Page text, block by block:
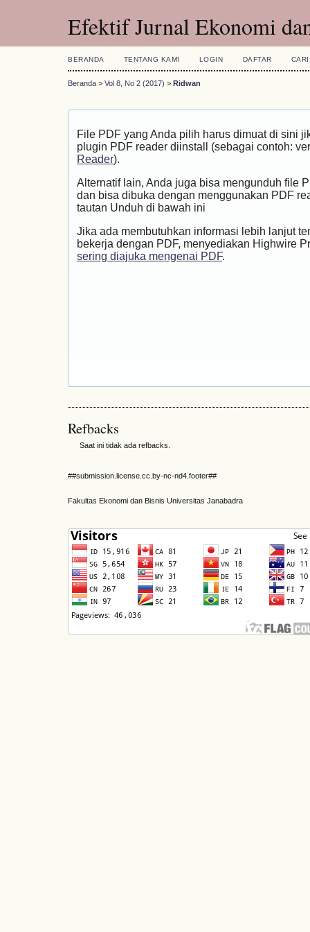
Efektif Jurnal Ekonomi
BERANDA TENTANG KAMI LOGIN DAFTAR CARI
Beranda > Vol 8, No 2 (2017) > Ridwan
File PDF yang Anda pilih harus dimuat di sini
plugin PDF reader diinstall (sebagai contoh:
Reader).
Alternatif lain, Anda juga bisa mengunduh file
dan bisa dibuka dengan menggunakan PDF
tautan Unduh di bawah ini
Jika ada membutuhkan informasi lebih lanjut
bekerja dengan PDF, menyediakan Highwire
sering diajuka mengenai PDF.
Refbacks
Saat ini tidak ada refbacks.
##submission.license.cc.by-nc-nd4.footer##
Fakultas Ekonomi dan Bisnis Universitas Janabadra